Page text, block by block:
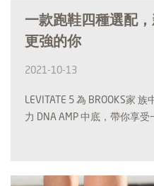
一款跑鞋四種選配
更強的你
2021-10-13
LEVITATE 5 為 BROOKS家
力 DNA AMP 中底，帶你享